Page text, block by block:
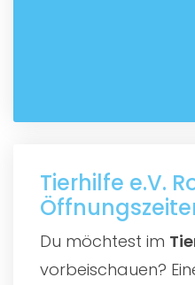
Tierhilfe e.V.
Du möchtest im
vorbeischauen?